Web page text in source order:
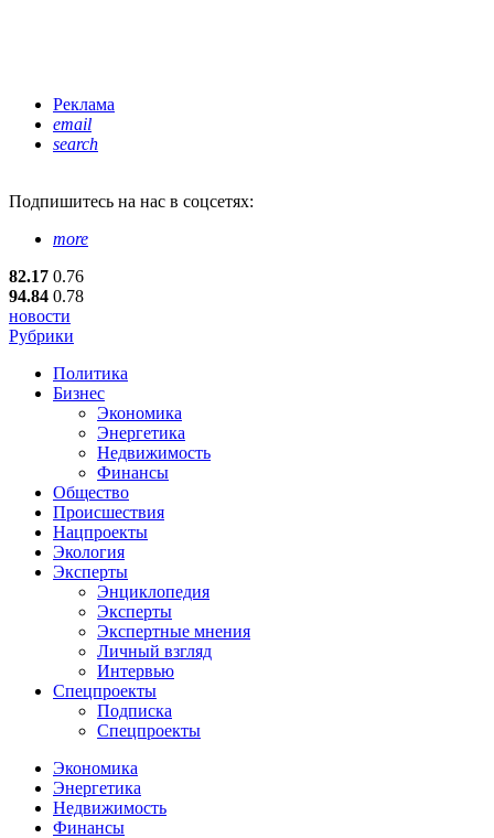
Реклама
email
search
Подпишитесь на нас в соцсетях:
more
82.17 0.76
94.84 0.78
новости
Рубрики
Политика
Бизнес
Экономика
Энергетика
Недвижимость
Финансы
Общество
Происшествия
Нацпроекты
Экология
Эксперты
Энциклопедия
Эксперты
Экспертные мнения
Личный взгляд
Интервью
Спецпроекты
Подписка
Спецпроекты
Экономика
Энергетика
Недвижимость
Финансы